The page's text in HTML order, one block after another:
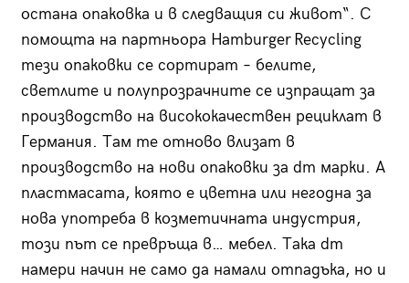
остана опаковка и в следващия си живот“. С
помощта на партньора Hamburger Recycling
тези опаковки се сортират – белите,
светлите и полупрозрачните се изпращат за
производство на висококачествен рециклат в
Германия. Там те отново влизат в
производство на нови опаковки за dm марки. А
пластмасата, която е цветна или негодна за
нова употреба в козметичната индустрия,
този път се превръща в… мебел. Така dm
намери начин не само да намали отпадъка, но и